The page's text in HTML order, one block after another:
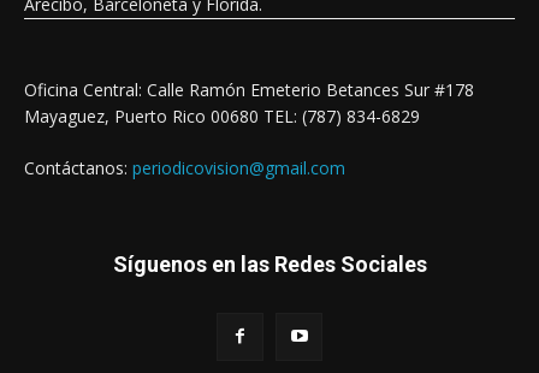
Arecibo, Barceloneta y Florida.
Oficina Central: Calle Ramón Emeterio Betances Sur #178
Mayaguez, Puerto Rico 00680 TEL: (787) 834-6829
Contáctanos: periodicovision@gmail.com
Síguenos en las Redes Sociales